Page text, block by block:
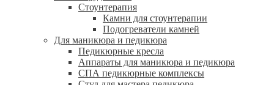
Стоунтерапия
Камни для стоунтерапии
Подогреватели камней
Для маникюра и педикюра
Педикюрные кресла
Аппараты для маникюра и педикюра
СПА педикюрные комплексы